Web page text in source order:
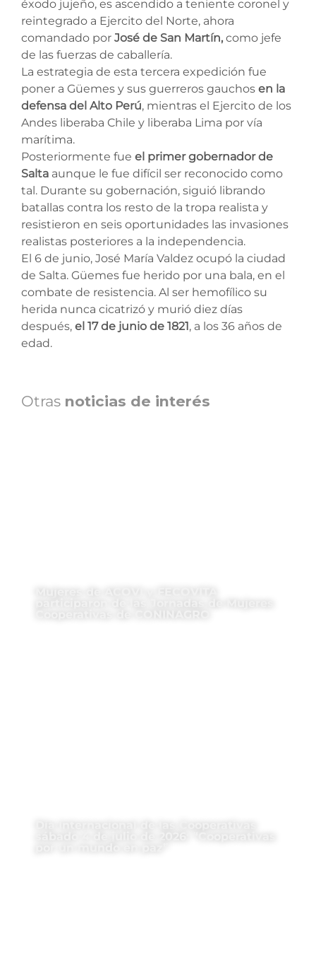
éxodo jujeño, es ascendido a teniente coronel y
reintegrado a Ejercito del Norte, ahora
comandado por José de San Martín, como jefe
de las fuerzas de caballería.
La estrategia de esta tercera expedición fue
poner a Güemes y sus guerreros gauchos en la
defensa del Alto Perú, mientras el Ejercito de los
Andes liberaba Chile y liberaba Lima por vía
marítima.
Posteriormente fue el primer gobernador de
Salta aunque le fue difícil ser reconocido como
tal. Durante su gobernación, siguió librando
batallas contra los resto de la tropa realista y
resistieron en seis oportunidades las invasiones
realistas posteriores a la independencia.
El 6 de junio, José María Valdez ocupó la ciudad
de Salta. Güemes fue herido por una bala, en el
combate de resistencia. Al ser hemofílico su
herida nunca cicatrizó y murió diez días
después, el 17 de junio de 1821, a los 36 años de
edad.
Otras noticias de interés
Día Internacional de las Cooperativas